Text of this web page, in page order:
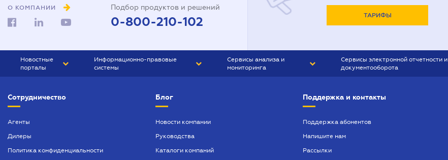
О КОМПАНИИ Подбор продуктов и решений
0-800-210-102 ТАРИФЫ
Новостные
порталы
БИЗНЕС
Информационно-правовые
системы
БУХГАЛТЕР ПРОФ
ЮРИСТ ПРОФ
Сервисы анализа и
мониторинга
Сервисы электронной отчетности и
документооборота
Сотрудничество
Агенты
Дилеры
Политика конфиденциальности
Блог
Новости компании
Руководства
Каталоги компаний
Поддержка и контакты
Поддержка абонентов
Напишите нам
Рассылки